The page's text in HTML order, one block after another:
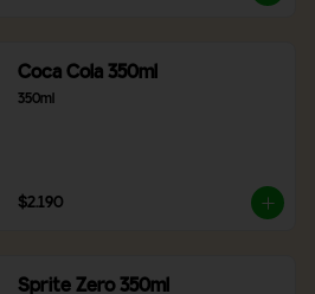
Coca Cola 350ml
350ml
$2.190
Sprite Zero 350ml